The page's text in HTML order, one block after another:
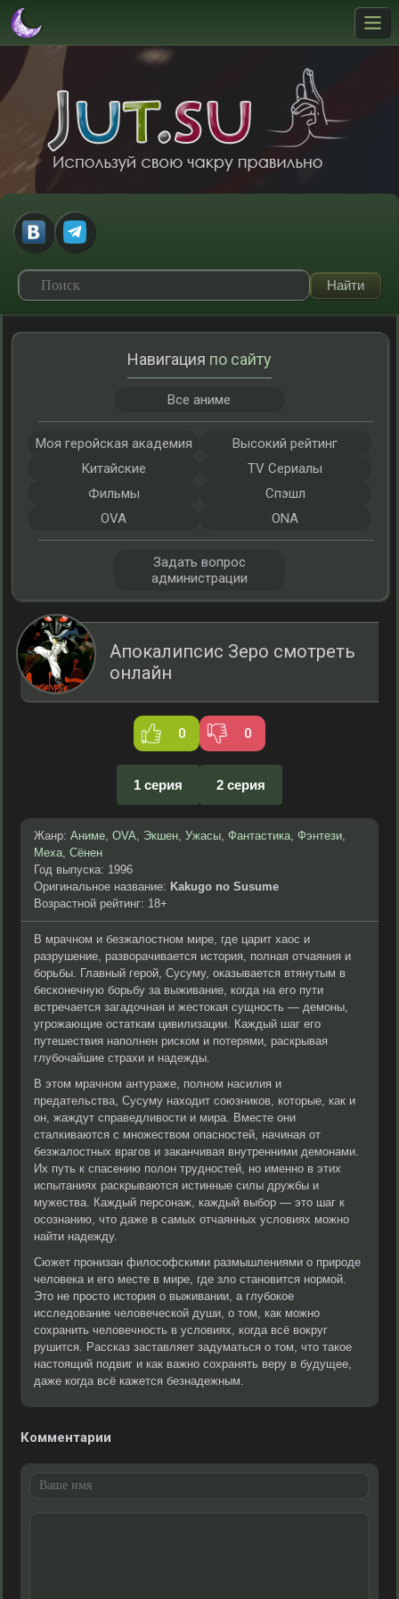
Апокалипсис Зеро смотреть
онлайн
0 0
1 серия 2 серия
Жанр: Аниме, OVA, Экшен, Ужасы, Фантастика, Фэнтези,
Меха, Сёнен
Год выпуска: 1996
Оригинальное название: Kakugo no Susume
Возрастной рейтинг: 18+
В мрачном и безжалостном мире, где царит хаос и
разрушение, разворачивается история, полная отчаяния и
борьбы. Главный герой, Сусуму, оказывается втянутым в
бесконечную борьбу за выживание, когда на его пути
встречается загадочная и жестокая сущность — демоны,
угрожающие остаткам цивилизации. Каждый шаг его
путешествия наполнен риском и потерями, раскрывая
глубочайшие страхи и надежды.
В этом мрачном антураже, полном насилия и
предательства, Сусуму находит союзников, которые, как и
он, жаждут справедливости и мира. Вместе они
сталкиваются с множеством опасностей, начиная от
безжалостных врагов и заканчивая внутренними демонами.
Их путь к спасению полон трудностей, но именно в этих
испытаниях раскрываются истинные силы дружбы и
мужества. Каждый персонаж, каждый выбор — это шаг к
осознанию, что даже в самых отчаянных условиях можно
найти надежду.
Сюжет пронизан философскими размышлениями о природе
человека и его месте в мире, где зло становится нормой.
Это не просто история о выживании, а глубокое
исследование человеческой души, о том, как можно
сохранить человечность в условиях, когда всё вокруг
рушится. Рассказ заставляет задуматься о том, что такое
настоящий подвиг и как важно сохранять веру в будущее,
даже когда всё кажется безнадежным.
Комментарии
Навигация по сайту
Все аниме
Моя геройская академия
Высокий рейтинг
Китайские
TV Сериалы
Фильмы
Спэшл
OVA
ONA
Задать вопрос
администрации